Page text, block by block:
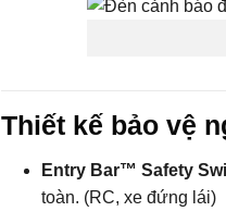
Thiết kế bảo vệ
Entry Bar™ Safety
toàn. (RC, xe đứng lái)